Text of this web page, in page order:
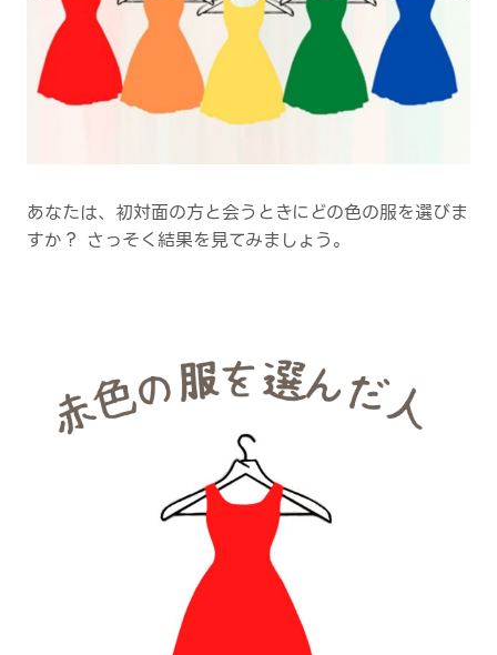
あなたは、初対面の方と会うときにどの色の服を選びま
すか？ さっそく結果を見てみましょう。